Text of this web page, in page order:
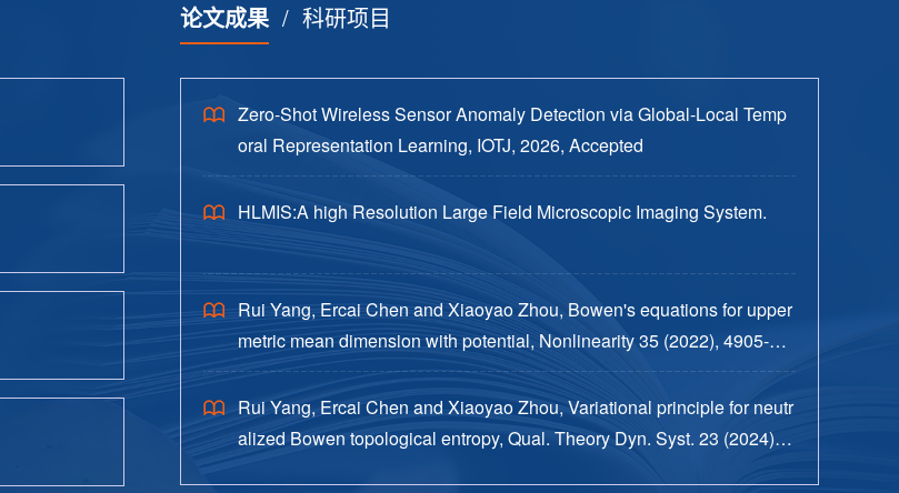
论文成果/ 科研项目
Zero-Shot Wireless Sensor Anomaly Detection via Global-Local Temp
oral Representation Learning, IOTJ, 2026, Accepted
HLMIS:A high Resolution Large Field Microscopic Imaging System.
Rui Yang, Ercai Chen and Xiaoyao Zhou, Bowen's equations for upper
metric mean dimension with potential, Nonlinearity 35 (2022), 4905-49
38.
Rui Yang, Ercai Chen and Xiaoyao Zhou, Variational principle for neutr
alized Bowen topological entropy, Qual. Theory Dyn. Syst. 23 (2024), n